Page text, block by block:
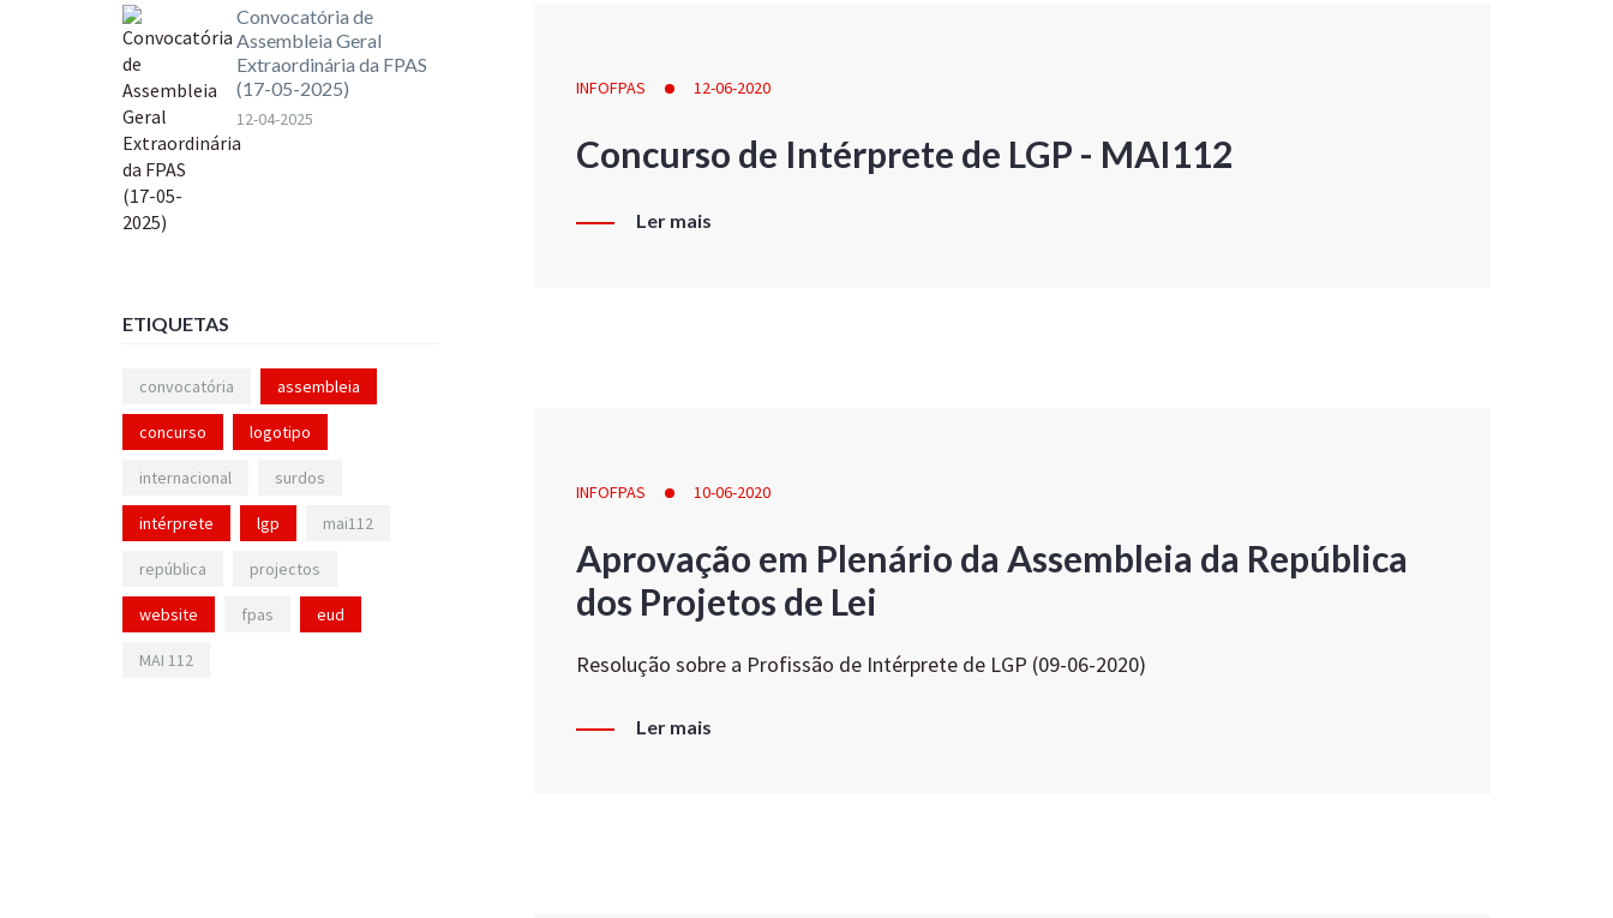
INFOFPAS 12-06-2020
Concurso de Intérprete de LGP - MAI112
Ler mais
INFOFPAS 10-06-2020
Aprovação em Plenário da Assembleia da República
dos Projetos de Lei
Resolução sobre a Profissão de Intérprete de LGP (09-06-2020)
Ler mais
Convocatória de
Assembleia Geral
Extraordinária da FPAS
(17-05-2025)
12-04-2025
ETIQUETAS
convocatória assembleia
concurso logotipo
internacional surdos
intérprete lgp mai112
república projectos
website fpas eud
MAI 112